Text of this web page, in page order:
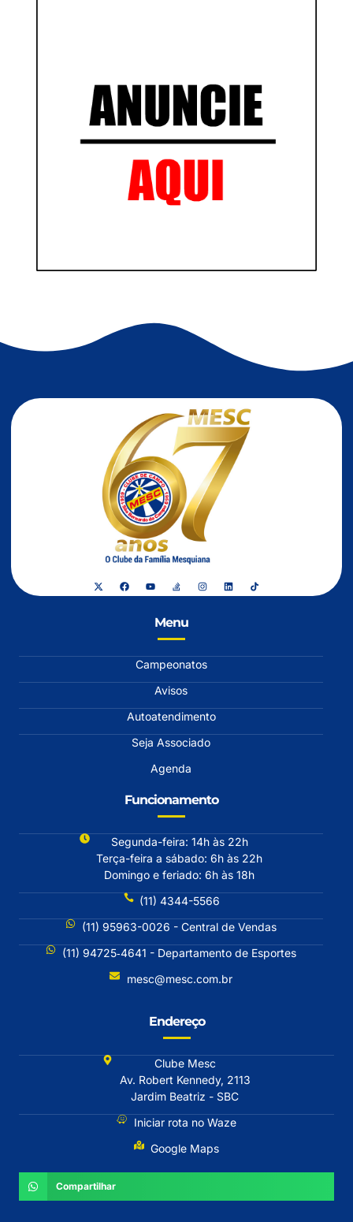
Menu
Campeonatos
Avisos
Autoatendimento
Seja Associado
Agenda
Funcionamento
Segunda-feira: 14h às 22h
Terça-feira a sábado: 6h às 22h
Domingo e feriado: 6h às 18h
(11) 4344-5566
(11) 95963-0026 - Central de Vendas
(11) 94725‐4641 - Departamento de Esportes
mesc@mesc.com.br
Endereço
Clube Mesc
Av. Robert Kennedy, 2113
Jardim Beatriz - SBC
Iniciar rota no Waze
Google Maps
Compartilhar